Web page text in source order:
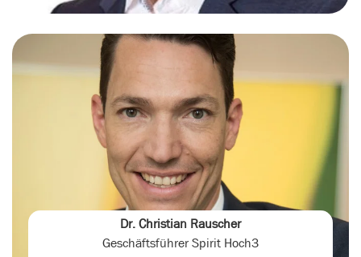
Dr. Christian Rauscher
Geschäftsführer Spirit Hoch3